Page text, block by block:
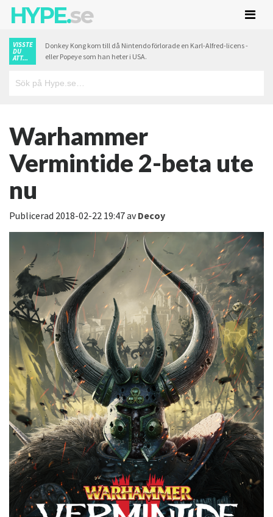
HYPE.se
VISSTE
DU
ATT...
Donkey Kong kom till då Nintendo förlorade en Karl-Alfred-licens -
eller Popeye som han heter i USA.
Warhammer
Vermintide 2-beta ute
nu
Publicerad 2018-02-22 19:47avDecoy